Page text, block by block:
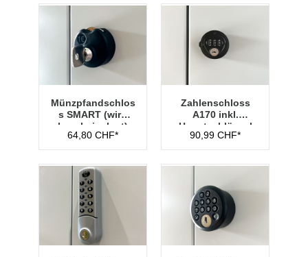
Münzpfandschlos
s SMART (wird
lose beigelegt)
64,80 CHF*
Zahlenschloss
A170 inkl.
Hauptschlüssel
Typ 1
90,99 CHF*